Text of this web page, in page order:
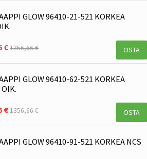
GLOW 96410-21-521 KORKEA
€1356,66 € OSTA
GLOW 96410-62-521 KORKEA
€1356,66 € OSTA
GLOW 96410-91-521 KORKEA NCS